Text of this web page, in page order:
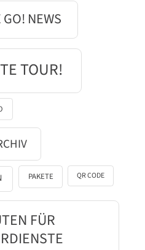
NEWS
TOUR!
PAKETE QR CODE
FÜR